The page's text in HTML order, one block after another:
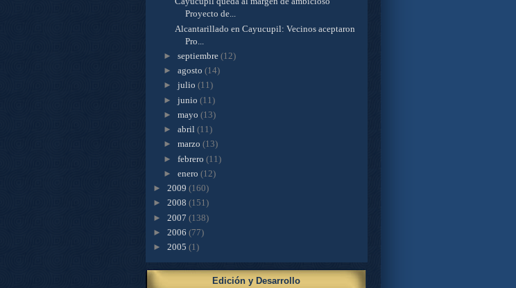
Proyecto de...
Alcantarillado en Cayucupil: Vecinos aceptaron
Pro...
►septiembre(12)
►agosto(14)
►julio(11)
►junio(11)
►mayo(13)
►abril(11)
►marzo(13)
►febrero(11)
►enero(12)
► 2009 (160)
► 2008 (151)
► 2007 (138)
► 2006 (77)
► 2005 (1)
Edición y Desarrollo